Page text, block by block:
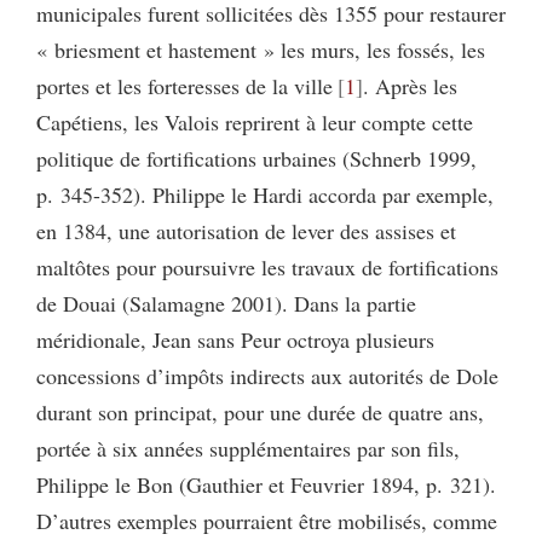
municipales furent sollicitées dès 1355 pour restaurer
« briesment et hastement » les murs, les fossés, les
portes et les forteresses de la ville 1 . Après les
Capétiens, les Valois reprirent à leur compte cette
politique de fortifications urbaines (Schnerb 1999,
p. 345-352). Philippe le Hardi accorda par exemple,
en 1384, une autorisation de lever des assises et
maltôtes pour poursuivre les travaux de fortifications
de Douai (Salamagne 2001). Dans la partie
méridionale, Jean sans Peur octroya plusieurs
concessions d’impôts indirects aux autorités de Dole
durant son principat, pour une durée de quatre ans,
portée à six années supplémentaires par son fils,
Philippe le Bon (Gauthier et Feuvrier 1894, p. 321).
D’autres exemples pourraient être mobilisés, comme